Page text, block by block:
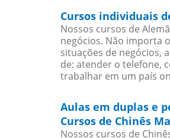
Cursos individuais
Nossos cursos de
negócios. Não importa
situações de negócios,
de: atender o telefone,
trabalhar em um país
Aulas em duplas e
Cursos de Chinês
Nossos cursos de